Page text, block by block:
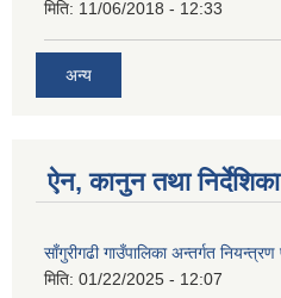
मिति: 11/06/2018 - 12:33
अन्य
ऐन, कानुन तथा निर्देशिका
साँगुरीगढी गाउँपालिका अन्तर्गत
मिति: 01/22/2025 - 12:07